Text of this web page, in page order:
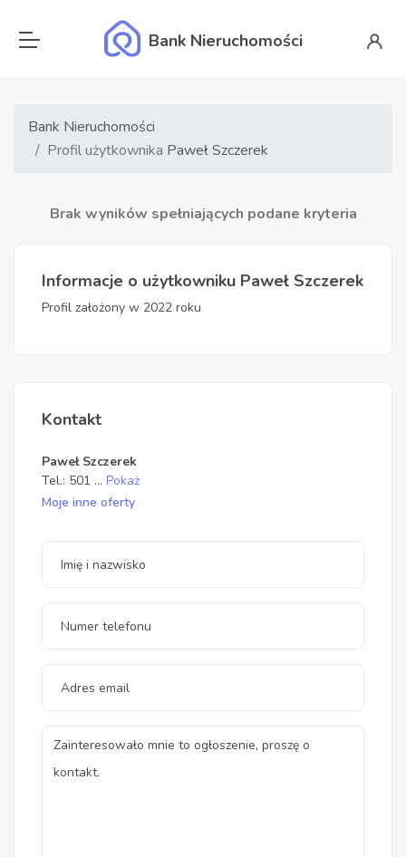
Bank Nieruchomości
Bank Nieruchomości
Profil użytkownika Paweł Szczerek
Brak wyników spełniających podane kryteria
Informacje o użytkowniku Paweł Szczerek
Profil założony w 2022 roku
Kontakt
Paweł Szczerek
Tel.: 501 ... Pokaż
Moje inne oferty